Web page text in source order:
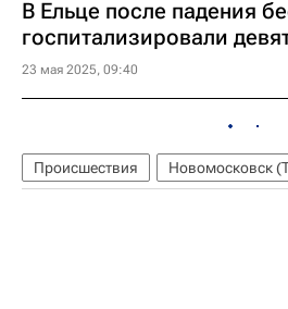
В Ельце после падения
госпитализировали
23 мая 2025, 09:40
Происшествия Новомосковск